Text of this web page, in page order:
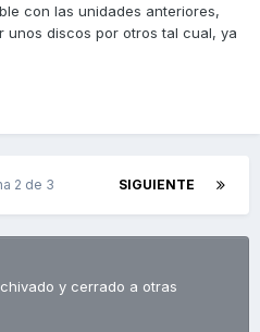
con las unidades anteriores,
unos discos por otros tal cual, ya
SIGUIENTE
2 de 3
y cerrado a otras